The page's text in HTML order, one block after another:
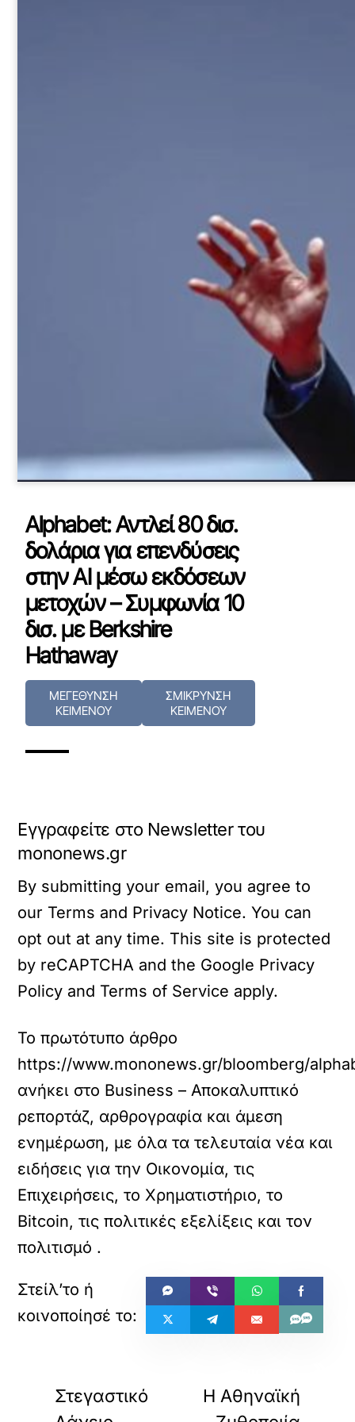
Alphabet: Αντλεί 80 δισ.
δολάρια για επενδύσεις
στην AI μέσω εκδόσεων
μετοχών – Συμφωνία 10
δισ. με Berkshire
Hathaway
ΜΕΓΕΘΥΝΣΗ
ΚΕΙΜΕΝΟΥ
ΣΜΙΚΡΥΝΣΗ
ΚΕΙΜΕΝΟΥ
Εγγραφείτε στο Newsletter του
mononews.gr
By submitting your email, you agree to
our Terms and Privacy Notice. You can
opt out at any time. This site is protected
by reCAPTCHA and the Google Privacy
Policy and Terms of Service apply.
Το πρωτότυπο άρθρο
https://www.mononews.gr/bloomberg/
ανήκει στο Business – Αποκαλυπτικό
ρεπορτάζ, αρθρογραφία και άμεση
ενημέρωση, με όλα τα τελευταία νέα και
ειδήσεις για την Οικονομία, τις
Επιχειρήσεις, το Χρηματιστήριο, το
Bitcoin, τις πολιτικές εξελίξεις και τον
πολιτισμό .
Στεγαστικό
Η Αθηναϊκή